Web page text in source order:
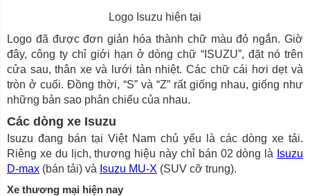
Logo Isuzu hiện tại
Logo đã được đơn giản hóa thành chữ màu đỏ ngắn. Giờ
đây, công ty chỉ giới hạn ở dòng chữ “ISUZU”, đặt nó trên
cửa sau, thân xe và lưới tản nhiệt. Các chữ cái hơi dẹt và
tròn ở cuối. Đồng thời, “S” và “Z” rất giống nhau, giống như
những bản sao phản chiếu của nhau.
Các dòng xe Isuzu
Isuzu đang bán tại Việt Nam chủ yếu là các dòng xe tải.
Riêng xe du lịch, thương hiệu này chỉ bán 02 dòng là Isuzu
D-max (bán tải) và Isuzu MU-X (SUV cỡ trung).
Xe thương mại hiện nay